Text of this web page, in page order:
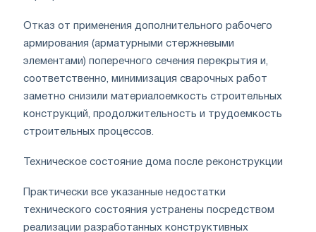
Отказ от применения дополнительного рабочего
армирования (арматурными стержневыми
элементами) поперечного сечения перекрытия и,
соответственно, минимизация сварочных работ
заметно снизили материалоемкость строительных
конструкций, продолжительность и трудоемкость
строительных процессов.
Техническое состояние дома после реконструкции
Практически все указанные недостатки
технического состояния устранены посредством
реализации разработанных конструктивных